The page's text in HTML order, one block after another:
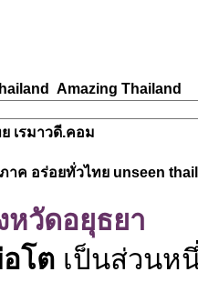
Amazing Thailand
เรมาวดี.คอม
าค อร่อยทั่วไทย unseen
หวัดอยุธยา
โต เป็นส่วนห